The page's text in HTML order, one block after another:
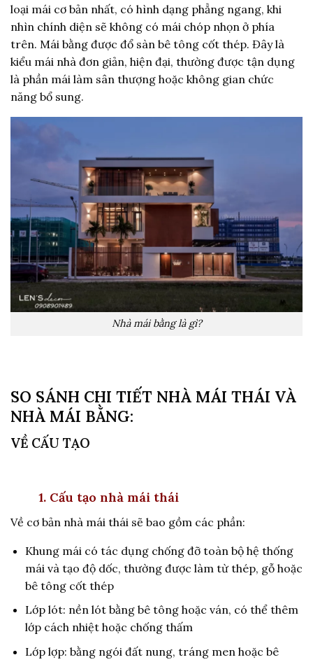
loại mái cơ bản nhất, có hình dạng phẳng ngang, khi
nhìn chính diện sẽ không có mái chóp nhọn ở phía
trên. Mái bằng được đổ sàn bê tông cốt thép. Đây là
kiểu mái nhà đơn giản, hiện đại, thường được tận dụng
là phần mái làm sân thượng hoặc không gian chức
năng bổ sung.
Nhà mái bằng là gì?
SO SÁNH CHI TIẾT NHÀ MÁI THÁI VÀ
NHÀ MÁI BẰNG:
VỀ CẤU TẠO
1. Cấu tạo nhà mái thái
Về cơ bản nhà mái thái sẽ bao gồm các phần:
Khung mái có tác dụng chống đỡ toàn bộ hệ thống
mái và tạo độ dốc, thường được làm từ thép, gỗ hoặc
bê tông cốt thép
Lớp lót: nền lót bằng bê tông hoặc ván, có thể thêm
lớp cách nhiệt hoặc chống thấm
Lớp lợp: bằng ngói đất nung, tráng men hoặc bê